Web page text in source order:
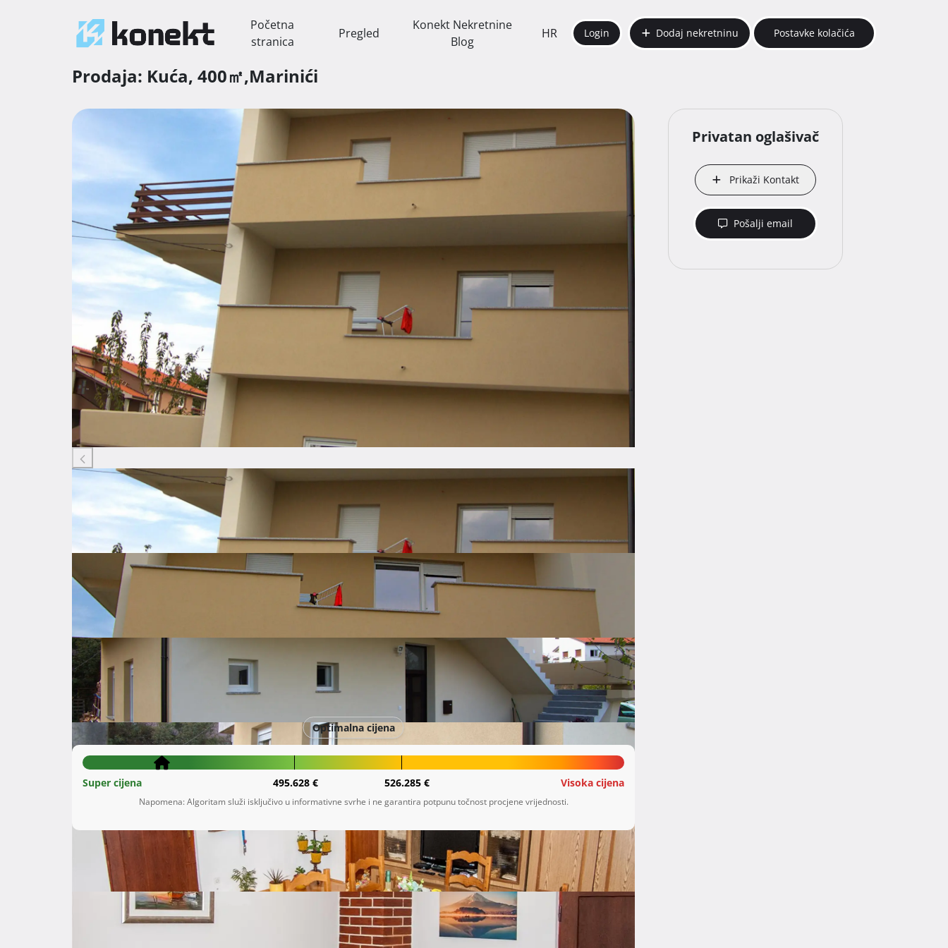
Početna
stranica
Pregled
Konekt Nekretnine
Blog
HR Login Dodaj nekretninu Postavke kolačića
Prodaja: Kuća, 400㎡,Marinići
Šifra oglasa: 21956565
Marinići
Primorsko-goranska županija
400.000 €
Optimalna cijena
Super cijena 495.628 € 526.285 € Visoka cijena
Napomena: Algoritam služi isključivo u informativne svrhe i ne garantira potpunu točnost procjene vrijednosti.
rješenje o izvedenom stanju.
2024. je stavljena nova PVC stolarija, nova toplinska izolacija i nova fasada na cijeloj kući.
U prizemlju se nalazi uređeni stambeni objekt s dvije spavaće sobe, dnevnim boravkom, hodnikom,
Privatan oglašivač
Prikaži Kontakt
Pošalji email